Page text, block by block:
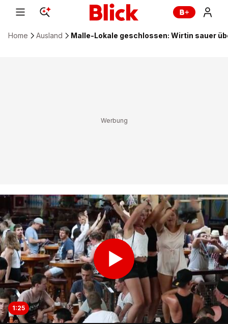
Home Ausland Malle-Lokale geschlossen: Wirtin sauer
1:25